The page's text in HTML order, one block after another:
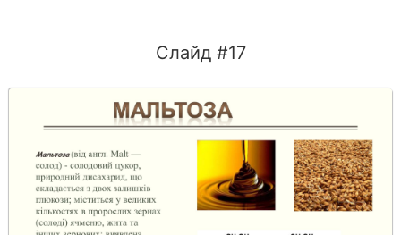
Слайд #17